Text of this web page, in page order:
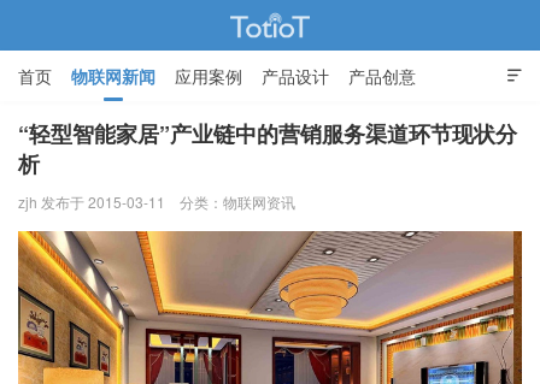
物联网的那些事 - Totiot

首页 物联网新闻 应用案例 产品设计 产品创意
智能家居
“轻型智能家居”产业链中的营销服务渠道环节现状分
析
zjh 发布于 2015-03-11 分类： 物联网资讯